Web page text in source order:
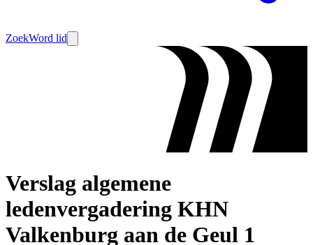
ZoekWord lid
Verslag algemene
ledenvergadering KHN
Valkenburg aan de Geul 1